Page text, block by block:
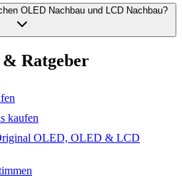
OLED Nachbau und LCD Nachbau?
& Ratgeber
kaufen
OLED, OLED & LCD